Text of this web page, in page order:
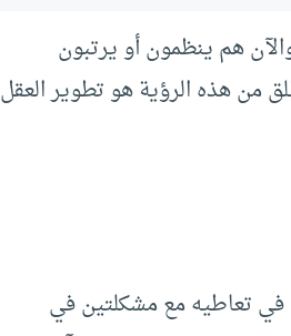
هم ينظمون أو يرتبون
من هذه الرؤية هو تطوير العقل
في تعاطيه مع مشكلتين في